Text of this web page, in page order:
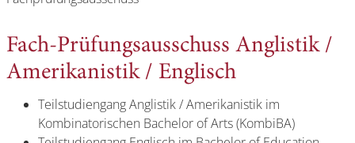
Fach-Prüfungsausschuss Anglistik /
Amerikanistik / Englisch
Teilstudiengang Anglistik / Amerikanistik im
Kombinatorischen Bachelor of Arts (KombiBA)